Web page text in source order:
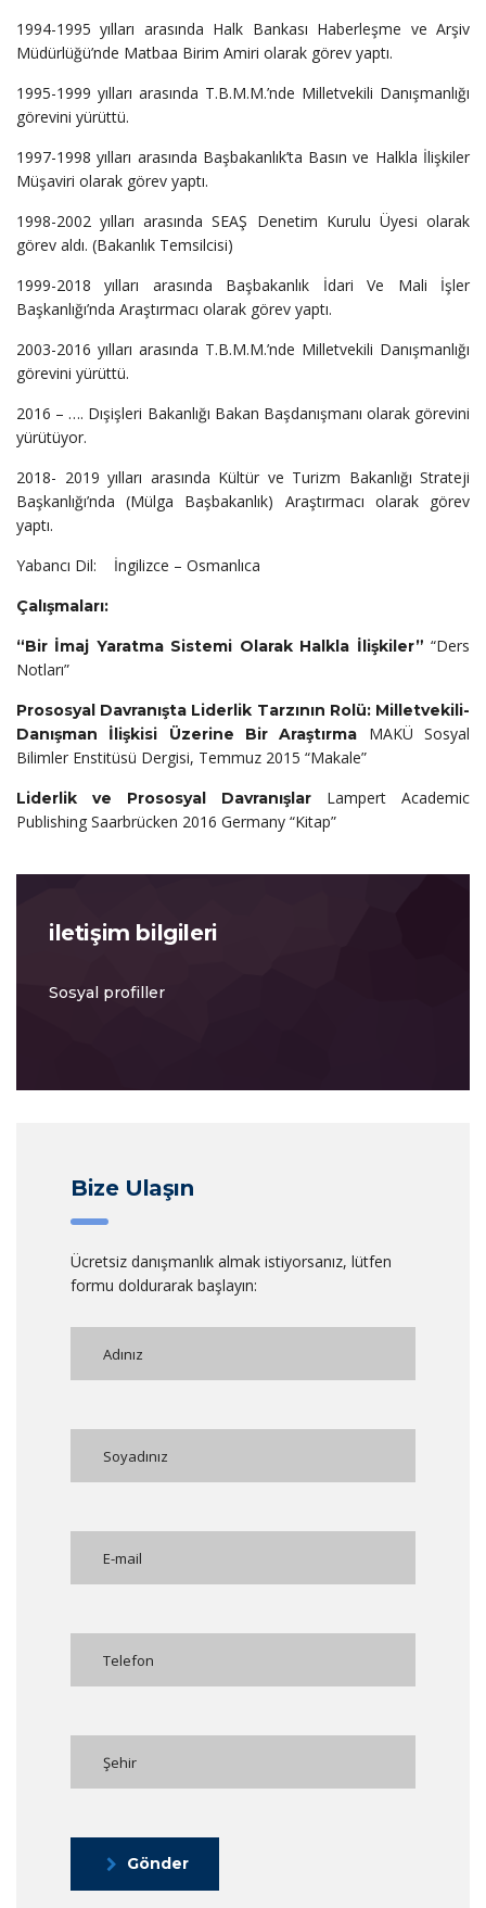
1994-1995 yılları arasında Halk Bankası Haberleşme ve Arşiv
Müdürlüğü’nde Matbaa Birim Amiri olarak görev yaptı.
1995-1999 yılları arasında T.B.M.M.’nde Milletvekili Danışmanlığı
görevini yürüttü.
1997-1998 yılları arasında Başbakanlık’ta Basın ve Halkla İlişkiler
Müşaviri olarak görev yaptı.
1998-2002 yılları arasında SEAŞ Denetim Kurulu Üyesi olarak
görev aldı. (Bakanlık Temsilcisi)
1999-2018 yılları arasında Başbakanlık İdari Ve Mali İşler
Başkanlığı’nda Araştırmacı olarak görev yaptı.
2003-2016 yılları arasında T.B.M.M.’nde Milletvekili Danışmanlığı
görevini yürüttü.
2016 – …. Dışişleri Bakanlığı Bakan Başdanışmanı olarak görevini
yürütüyor.
2018- 2019 yılları arasında Kültür ve Turizm Bakanlığı Strateji
Başkanlığı’nda (Mülga Başbakanlık) Araştırmacı olarak görev
yaptı.
Yabancı Dil: İngilizce – Osmanlıca
Çalışmaları:
“Bir İmaj Yaratma Sistemi Olarak Halkla İlişkiler” “Ders
Notları”
Prososyal Davranışta Liderlik Tarzının Rolü: Milletvekili-
Danışman İlişkisi Üzerine Bir Araştırma MAKÜ Sosyal
Bilimler Enstitüsü Dergisi, Temmuz 2015 “Makale”
Liderlik ve Prososyal Davranışlar Lampert Academic
Publishing Saarbrücken 2016 Germany “Kitap”
iletişim bilgileri
Sosyal profiller
Bize Ulaşın
Ücretsiz danışmanlık almak istiyorsanız, lütfen
formu doldurarak başlayın:
Gönder